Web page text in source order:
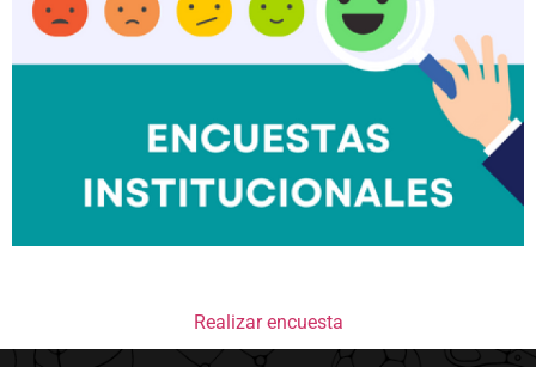
Realizar encuesta